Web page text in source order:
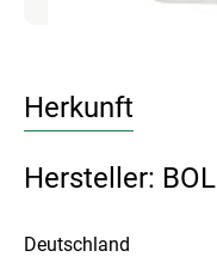
Herkunft
Hersteller: BOL
Deutschland